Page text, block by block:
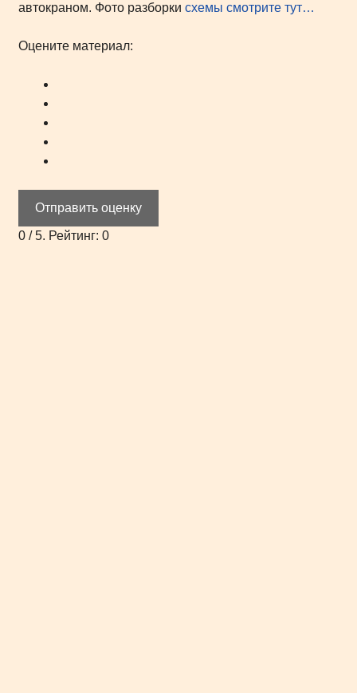
автокраном. Фото разборки схемы смотрите тут…
Оцените материал:
Отправить оценку
0 / 5. Рейтинг: 0